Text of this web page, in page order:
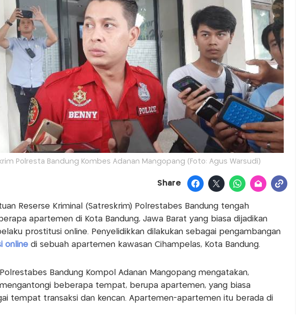
Polresta Bandung Kombes Adanan Mangopang (Foto: Agus Warsudi)
Share
Reserse Kriminal (Satreskrim) Polrestabes Bandung tengah
apartemen di Kota Bandung, Jawa Barat yang biasa dijadikan
prostitusi online. Penyelidikkan dilakukan sebagai pengambangan
onlinedi sebuah apartemen kawasan Cihampelas, Kota Bandung.
Bandung Kompol Adanan Mangopang mengatakan,
beberapa tempat, berupa apartemen, yang biasa
tempat transaksi dan kencan. Apartemen-apartemen itu berada di